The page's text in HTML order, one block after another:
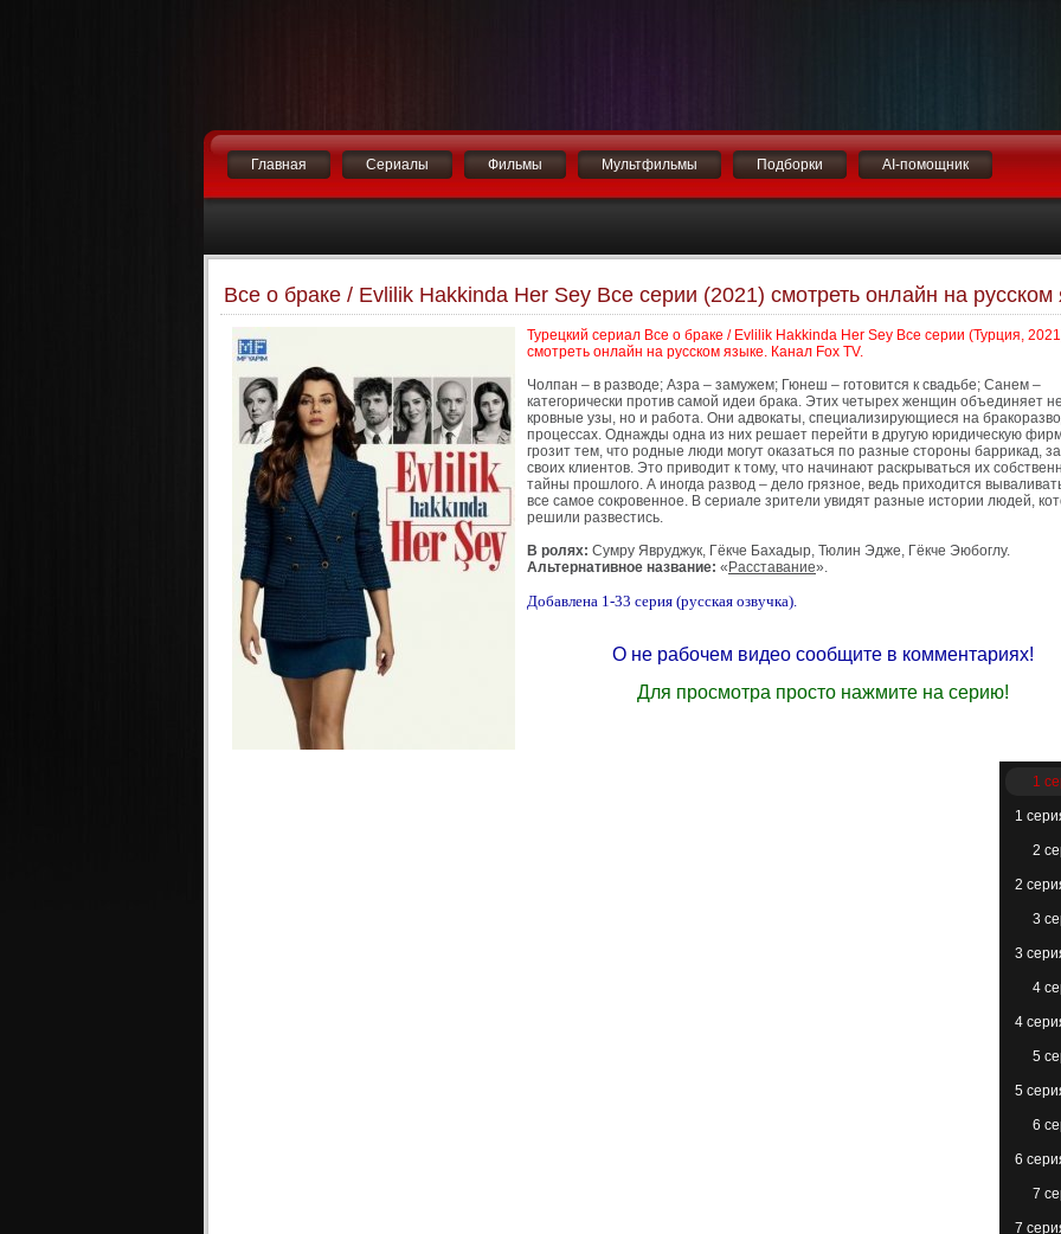
Главная Сериалы Фильмы Мультфильмы Подборки AI-помощник
Все о браке / Evlilik Hakkinda Her Sey Все серии (2021) смотреть онлайн на русском
Турецкий сериал Все о браке / Evlilik Hakkinda Her Sey Все серии (Турция,
смотреть онлайн на русском языке. Канал Fox TV.
Чолпан – в разводе; Азра – замужем; Гюнеш – готовится к свадьбе; Санем –
категорически против самой идеи брака. Этих четырех женщин объединяет
кровные узы, но и работа. Они адвокаты, специализирующиеся на
процессах. Однажды одна из них решает перейти в другую юридическую
грозит тем, что родные люди могут оказаться по разные стороны баррикад,
своих клиентов. Это приводит к тому, что начинают раскрываться их
тайны прошлого. А иногда развод – дело грязное, ведь приходится
все самое сокровенное. В сериале зрители увидят разные истории людей,
решили развестись.
В ролях: Сумру Явруджук, Гёкче Бахадыр, Тюлин Эдже, Гёкче Эюбоглу.
Альтернативное название: « Расставание».
Добавлена 1-33 серия (русская озвучка).
О не рабочем видео сообщите в комментариях!
Для просмотра просто нажмите на серию!
1
1
2
2
3
3
4
4
5
5
6
6
7
7